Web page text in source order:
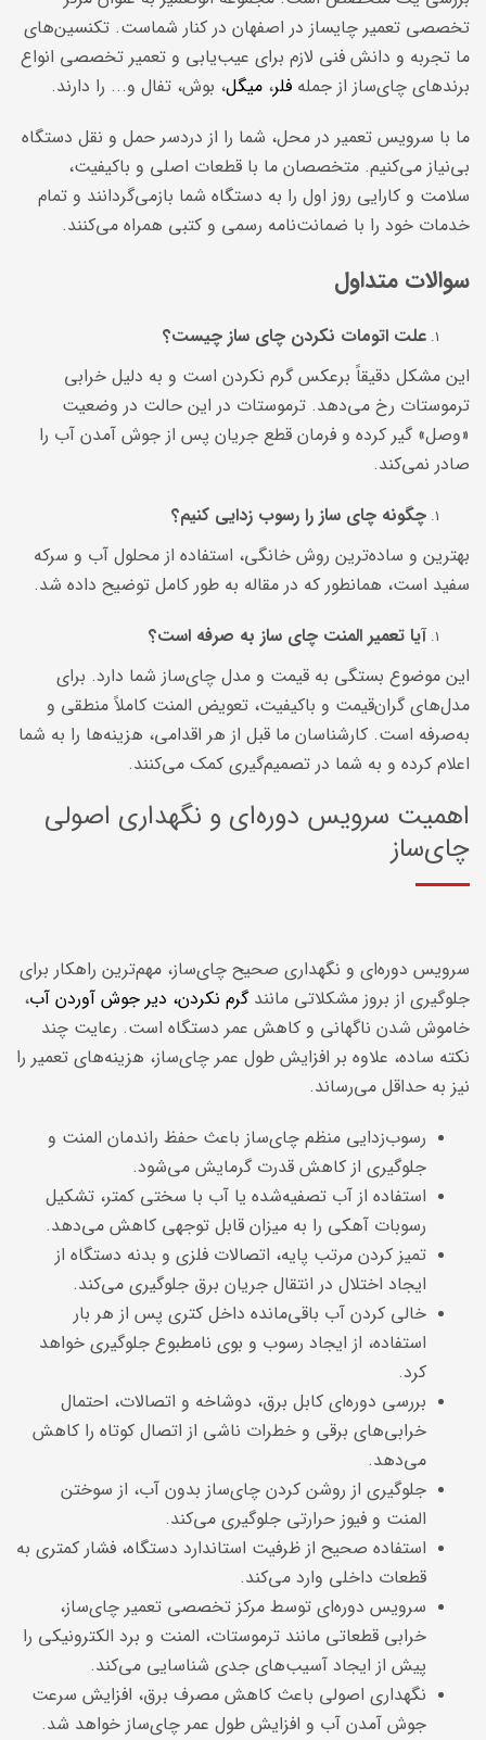
تخصصی تعمیر چایساز در اصفهان در کنار شماست. تکنسین‌های
ما تجربه و دانش فنی لازم برای عیب‌یابی و تعمیر تخصصی انواع
برندهای چای‌ساز از جمله فلر، میگل، بوش، تفال و... را دارند.
ما با سرویس تعمیر در محل، شما را از دردسر حمل و نقل دستگاه
بی‌نیاز می‌کنیم. متخصصان ما با قطعات اصلی و باکیفیت،
سلامت و کارایی روز اول را به دستگاه شما بازمی‌گردانند و تمام
خدمات خود را با ضمانت‌نامه رسمی و کتبی همراه می‌کنند.
سوالات متداول
علت اتومات نکردن چای ساز چیست؟
این مشکل دقیقاً برعکس گرم نکردن است و به دلیل خرابی
ترموستات رخ می‌دهد. ترموستات در این حالت در وضعیت
«وصل» گیر کرده و فرمان قطع جریان پس از جوش آمدن آب را
صادر نمی‌کند.
چگونه چای ساز را رسوب زدایی کنیم؟
بهترین و ساده‌ترین روش خانگی، استفاده از محلول آب و سرکه
سفید است، همانطور که در مقاله به طور کامل توضیح داده شد.
آیا تعمیر المنت چای ساز به صرفه است؟
این موضوع بستگی به قیمت و مدل چای‌ساز شما دارد. برای
مدل‌های گران‌قیمت و باکیفیت، تعویض المنت کاملاً منطقی و
به‌صرفه است. کارشناسان ما قبل از هر اقدامی، هزینه‌ها را به شما
اعلام کرده و به شما در تصمیم‌گیری کمک می‌کنند.
اهمیت سرویس دوره‌ای و نگهداری اصولی
چای‌ساز
سرویس دوره‌ای و نگهداری صحیح چای‌ساز، مهم‌ترین راهکار برای
جلوگیری از بروز مشکلاتی مانندگرم نکردن، دیر جوش آوردن آب،
خاموش شدن ناگهانی و کاهش عمر دستگاه است. رعایت چند
نکته ساده، علاوه بر افزایش طول عمر چای‌ساز، هزینه‌های تعمیر را
نیز به حداقل می‌رساند.
رسوب‌زدایی منظم چای‌ساز باعث حفظ راندمان المنت و
جلوگیری از کاهش قدرت گرمایش می‌شود.
استفاده از آب تصفیه‌شده یا آب با سختی کمتر، تشکیل
رسوبات آهکی را به میزان قابل توجهی کاهش می‌دهد.
تمیز کردن مرتب پایه، اتصالات فلزی و بدنه دستگاه از
ایجاد اختلال در انتقال جریان برق جلوگیری می‌کند.
خالی کردن آب باقی‌مانده داخل کتری پس از هر بار
استفاده، از ایجاد رسوب و بوی نامطبوع جلوگیری خواهد
کرد.
بررسی دوره‌ای کابل برق، دوشاخه و اتصالات، احتمال
خرابی‌های برقی و خطرات ناشی از اتصال کوتاه را کاهش
می‌دهد.
جلوگیری از روشن کردن چای‌ساز بدون آب، از سوختن
المنت و فیوز حرارتی جلوگیری می‌کند.
استفاده صحیح از ظرفیت استاندارد دستگاه، فشار کمتری به
قطعات داخلی وارد می‌کند.
سرویس دوره‌ای توسط مرکز تخصصی تعمیر چای‌ساز،
خرابی قطعاتی مانند ترموستات، المنت و برد الکترونیکی را
پیش از ایجاد آسیب‌های جدی شناسایی می‌کند.
نگهداری اصولی باعث کاهش مصرف برق، افزایش سرعت
جوش آمدن آب و افزایش طول عمر چای‌ساز خواهد شد.